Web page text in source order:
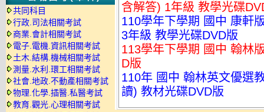
共同科目
行政.司法相關考試
商業.會計相關考試
電子.電機.資訊相關考試
土木.結構.機械相關考試
測量.水利.環工相關考試
社會.地政.不動產相關考試
物理.化學.插醫.私醫考試
教育.觀光.心理相關考試
含解答) 1年級 教學光碟
110學年下學期 國中 康軒
3年級 教學光碟DVD版
113學年下學期 國中 翰林
D版
110年 國中 翰林英文優選
讀) 教材光碟DVD版